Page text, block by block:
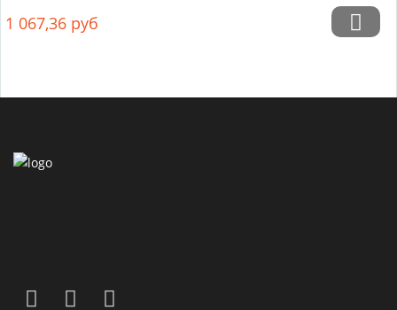
1 067,36 руб